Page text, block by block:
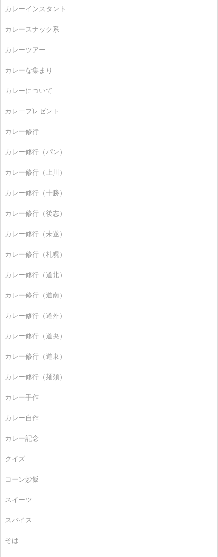
カレーインスタント
カレースナック系
カレーツアー
カレーな集まり
カレーについて
カレープレゼント
カレー修行
カレー修行（パン）
カレー修行（上川）
カレー修行（十勝）
カレー修行（後志）
カレー修行（未遂）
カレー修行（札幌）
カレー修行（道北）
カレー修行（道南）
カレー修行（道外）
カレー修行（道央）
カレー修行（道東）
カレー修行（麺類）
カレー手作
カレー自作
カレー記念
クイズ
コーン炒飯
スイーツ
スパイス
そば